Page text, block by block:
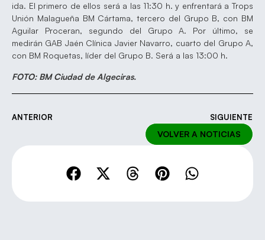
ida. El primero de ellos será a las 11:30 h. y enfrentará a Trops
Unión Malagueña BM Cártama, tercero del Grupo B, con BM
Aguilar Proceran, segundo del Grupo A. Por último, se
medirán GAB Jaén Clínica Javier Navarro, cuarto del Grupo A,
con BM Roquetas, líder del Grupo B. Será a las 13:00 h.
FOTO: BM Ciudad de Algeciras.
ANTERIOR SIGUIENTE
VOLVER A NOTICIAS